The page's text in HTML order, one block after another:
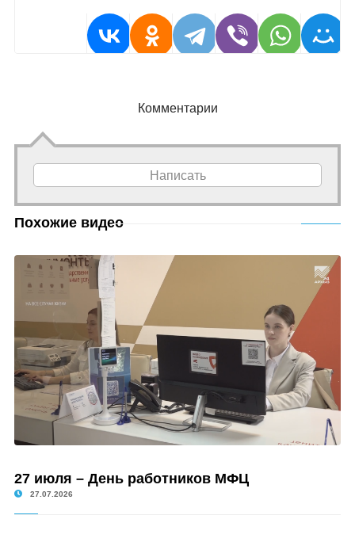
Комментарии
Написать
Похожие видео
27 июля – День работников МФЦ
27.07.2026